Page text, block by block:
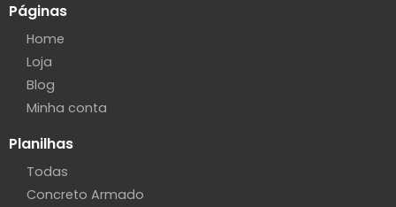
Páginas
Home
Loja
Blog
Minha conta
Planilhas
Todas
Concreto Armado